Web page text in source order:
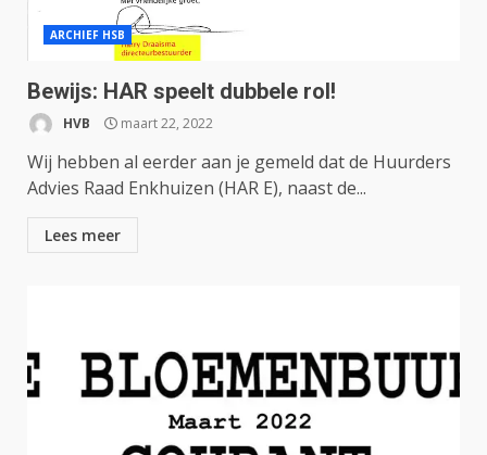
ARCHIEF HSB
Bewijs: HAR speelt dubbele rol!
HVB maart 22, 2022
Wij hebben al eerder aan je gemeld dat de Huurders
Advies Raad Enkhuizen (HAR E), naast de...
Lees meer